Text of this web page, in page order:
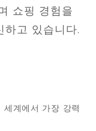
쇼핑 경험을
하고 있습니다.
계에서 가장 강력